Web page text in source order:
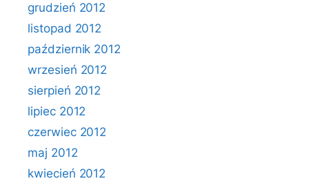
grudzień 2012
listopad 2012
październik 2012
wrzesień 2012
sierpień 2012
lipiec 2012
czerwiec 2012
maj 2012
kwiecień 2012